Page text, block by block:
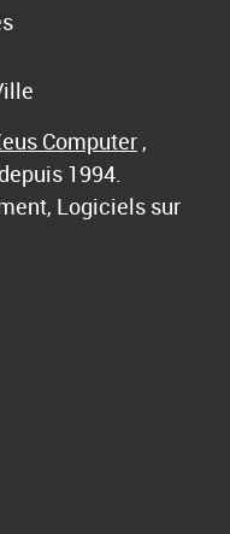
Computer ,
1994.
Logiciels sur